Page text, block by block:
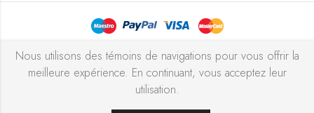
Bijouterie Chekchak Inc © 2026 Tous droits réservés - Réalisé
avec ♥ par l’agence ZIGZAG
Nous utilisons des témoins de navigations pour vous offrir la
meilleure expérience. En continuant, vous acceptez leur
utilisation.